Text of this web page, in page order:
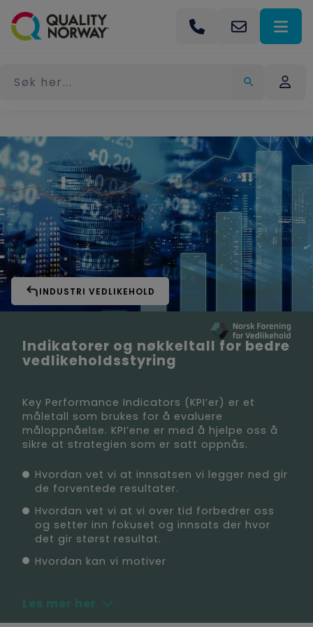
INDUSTRI VEDLIKEHOLD
Indikatorer og nøkkeltall for bedre
vedlikeholdsstyring
Key Performance Indicators (KPI’er) er et
måletall som brukes for å evaluere
måloppnåelse. KPI’ene er med å hjelpe oss å
sikre at strategien som er satt oppnås.
Hvordan vet vi at innsatsen vi legger ned gir
de forventede resultater.
Hvordan vet vi at vi over tid forbedrer oss
og setter inn fokuset og innsats der hvor
det gir størst resultat.
Hvordan kan vi motiver
Les mer her